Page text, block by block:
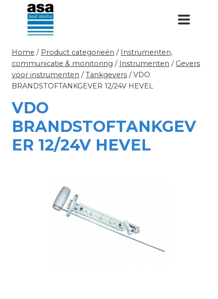
Doorgaan
inhoud
Home / Product categorieën / Instrumenten,
communicatie & monitoring / Instrumenten / Gevers
voor instrumenten / Tankgevers / VDO
BRANDSTOFTANKGEVER 12/24V HEVEL
VDO
BRANDSTOFTANKGEV
ER 12/24V HEVEL